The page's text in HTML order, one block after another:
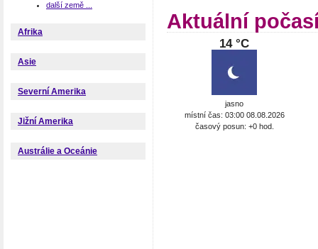
další země ...
Afrika
Asie
Severní Amerika
Jižní Amerika
Austrálie a Oceánie
Aktuální
14 °C
jasno
místní čas: 03:00 08.08.2026
časový posun: +0 hod.